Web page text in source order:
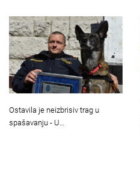
Ostavila je neizbrisiv trag u
spašavanju - U…